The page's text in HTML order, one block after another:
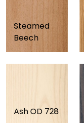
Steamed
Beech
Ash OD 728